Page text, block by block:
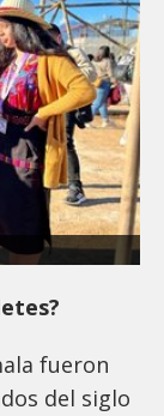
fueron
del siglo